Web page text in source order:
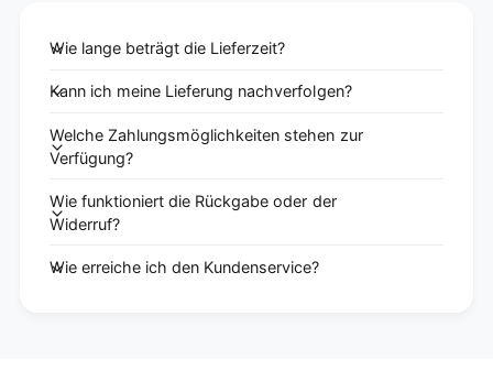
Wie lange beträgt die Lieferzeit?
Kann ich meine Lieferung nachverfolgen?
Welche Zahlungsmöglichkeiten stehen zur
Verfügung?
Wie funktioniert die Rückgabe oder der
Widerruf?
Wie erreiche ich den Kundenservice?